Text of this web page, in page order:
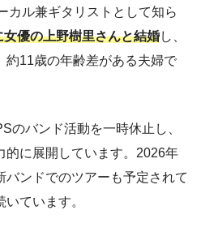
カル兼ギタリストとして知ら
優の上野樹里さんと結婚し、
約11歳の年齢差がある夫婦で
のバンド活動を一時休止し、
的に展開しています。2026年
バンドでのツアーも予定されて
ています。